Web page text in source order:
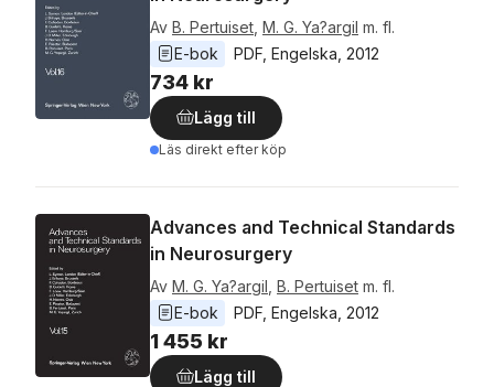
Av B. Pertuiset M. G. Ya?argil m. fl.
E-bok
PDF Engelska 2012
734 kr
Lägg till
Läs direkt efter köp
Advances and Technical Standards
in Neurosurgery
Av M. G. Ya?argil B. Pertuiset m. fl.
E-bok
PDF Engelska 2012
1 455 kr
Lägg till